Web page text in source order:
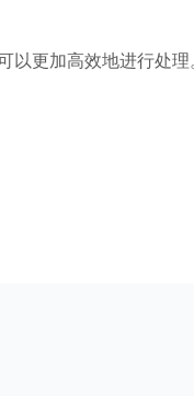
更加高效地进行处